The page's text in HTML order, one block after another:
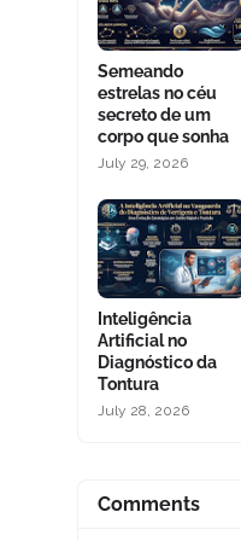
Semeando
estrelas no céu
secreto de um
corpo que sonha
July 29, 2026
Inteligência
Artificial no
Diagnóstico da
Tontura
July 28, 2026
Comments